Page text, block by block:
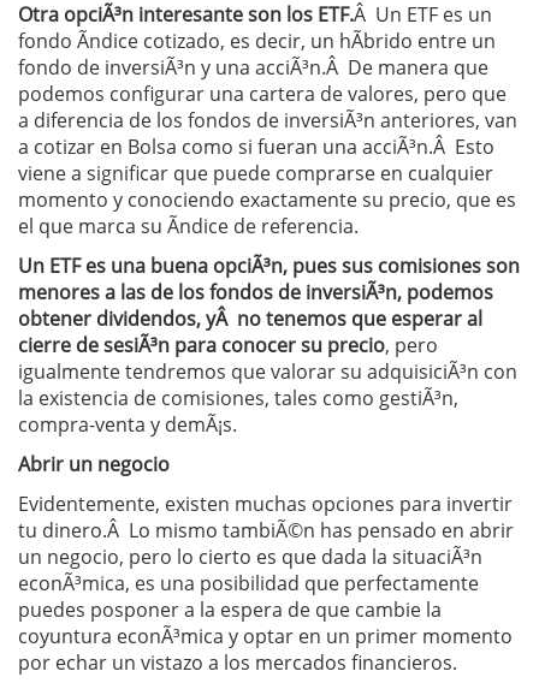
Otra opciÃ³n interesante son los ETF.Â Un ETF es un
fondo Ã­ndice cotizado, es decir, un hÃ­brido entre un
fondo de inversiÃ³n y una acciÃ³n.Â De manera que
podemos configurar una cartera de valores, pero que
a diferencia de los fondos de inversiÃ³n anteriores, van
a cotizar en Bolsa como si fueran una acciÃ³n.Â Esto
viene a significar que puede comprarse en cualquier
momento y conociendo exactamente su precio, que es
el que marca su Ã­ndice de referencia.
Un ETF es una buena opciÃ³n, pues sus comisiones son
menores a las de los fondos de inversiÃ³n, podemos
obtener dividendos, yÂ no tenemos que esperar al
cierre de sesiÃ³n para conocer su precio, pero
igualmente tendremos que valorar su adquisiciÃ³n con
la existencia de comisiones, tales como gestiÃ³n,
compra-venta y demÃ¡s.
Abrir un negocio
Evidentemente, existen muchas opciones para invertir
tu dinero.Â Lo mismo tambiÃ©n has pensado en abrir
un negocio, pero lo cierto es que dada la situaciÃ³n
econÃ³mica, es una posibilidad que perfectamente
puedes posponer a la espera de que cambie la
coyuntura econÃ³mica y optar en un primer momento
por echar un vistazo a los mercados financieros.